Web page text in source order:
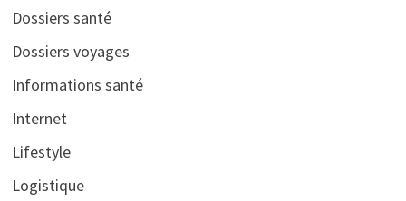
Dossiers santé
Dossiers voyages
Informations santé
Internet
Lifestyle
Logistique